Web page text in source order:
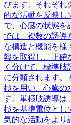
びます。それぞれ
的な活動を反映し
で、心臓の状態を
では、複数の誘導
な構造と機能を様
報を取得し、正確
く分けて、標準
に分類されます。
極を用い、心臓の
す。単極肢誘導は
極を基準電位とし
気的な活動をより